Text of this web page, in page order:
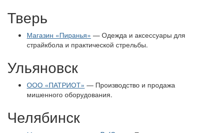
Тверь
Магазин «Пиранья» — Одежда и аксессуары для
страйкбола и практической стрельбы.
Ульяновск
ООО «ПАТРИОТ» — Производство и продажа
мишенного оборудования.
Челябинск